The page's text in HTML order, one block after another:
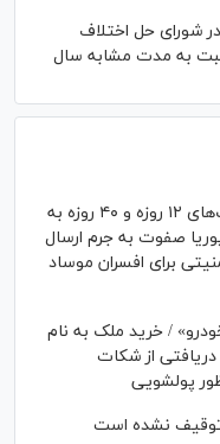
در شورای حل اختلاف
به مدت مشابه سال
۲ عامل مهم صهیونیست‌ها در جنگ‌های ۱۲ روزه و ۴۰ روزه به
صفوت به جرم ارسال
برای افسران موساد
/ خرید ملک به نام
از شکات
پولشویی
توقیف نشده است